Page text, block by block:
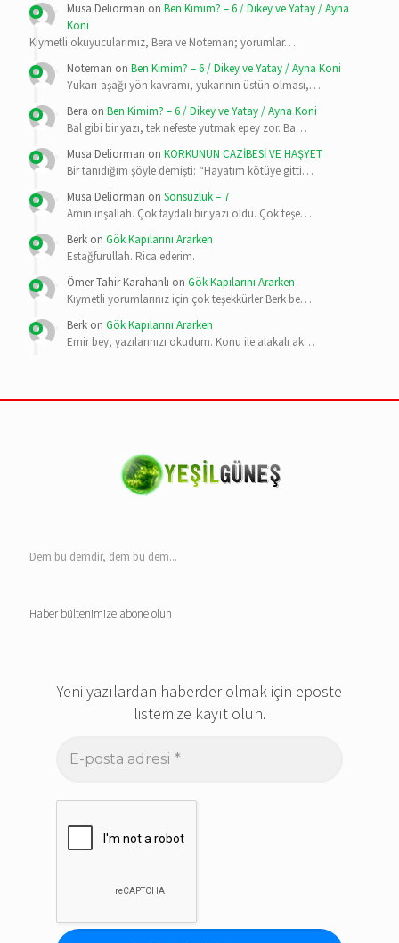
Musa Deliorman on Ben Kimim? – 6 / Dikey ve Yatay / Ayna
Koni
Kıymetli okuyucularımız, Bera ve Noteman; yorumlar…
Noteman on Ben Kimim? – 6 / Dikey ve Yatay / Ayna Koni
Yukarı-aşağı yön kavramı, yukarının üstün olması,…
Bera on Ben Kimim? – 6 / Dikey ve Yatay / Ayna Koni
Bal gibi bir yazı, tek nefeste yutmak epey zor. Ba…
Musa Deliorman on KORKUNUN CAZİBESİ VE HAŞYET
Bir tanıdığım şöyle demişti: “Hayatım kötüye gitti…
Musa Deliorman on Sonsuzluk – 7
Amin inşallah. Çok faydalı bir yazı oldu. Çok teşe…
Berk on Gök Kapılarını Ararken
Estağfurullah. Rica ederim.
Ömer Tahir Karahanlı on Gök Kapılarını Ararken
Kıymetli yorumlarınız için çok teşekkürler Berk be…
Berk on Gök Kapılarını Ararken
Emir bey, yazılarınızı okudum. Konu ile alakalı ak…
Dem bu demdir, dem bu dem...
Haber bültenimize abone olun
Yeni yazılardan haberder olmak için eposte
listemize kayıt olun.
posta